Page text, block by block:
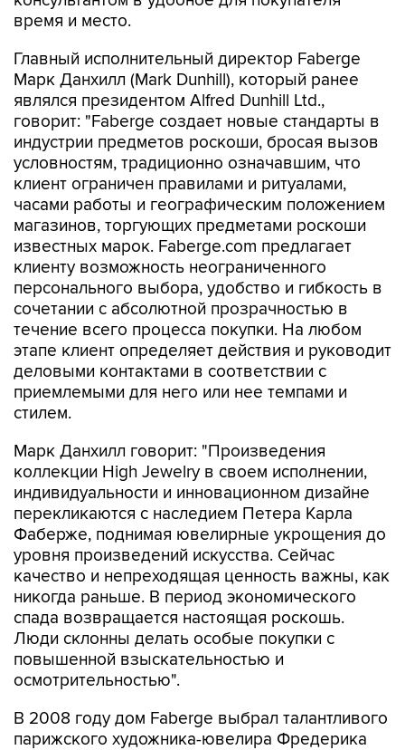
время и место.
Главный исполнительный директор Faberge
Марк Данхилл (Mark Dunhill), который ранее
являлся президентом Alfred Dunhill Ltd.,
говорит: "Faberge создает новые стандарты в
индустрии предметов роскоши, бросая вызов
условностям, традиционно означавшим, что
клиент ограничен правилами и ритуалами,
часами работы и географическим положением
магазинов, торгующих предметами роскоши
известных марок. Faberge.com предлагает
клиенту возможность неограниченного
персонального выбора, удобство и гибкость в
сочетании с абсолютной прозрачностью в
течение всего процесса покупки. На любом
этапе клиент определяет действия и руководит
деловыми контактами в соответствии с
приемлемыми для него или нее темпами и
стилем.
Марк Данхилл говорит: "Произведения
коллекции High Jewelry в своем исполнении,
индивидуальности и инновационном дизайне
перекликаются с наследием Петера Карла
Фаберже, поднимая ювелирные укрощения до
уровня произведений искусства. Сейчас
качество и непреходящая ценность важны, как
никогда раньше. В период экономического
спада возвращается настоящая роскошь.
Люди склонны делать особые покупки с
повышенной взыскательностью и
осмотрительностью".
В 2008 году дом Faberge выбрал талантливого
парижского художника-ювелира Фредерика